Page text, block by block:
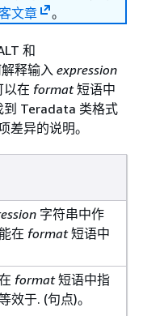
文章 。
和
释输入 expression
以在 format短语中
到 Teradata 类格式
差异的说明。
字符串中作
在 format短语中
format短语中指
效于. (句点)。